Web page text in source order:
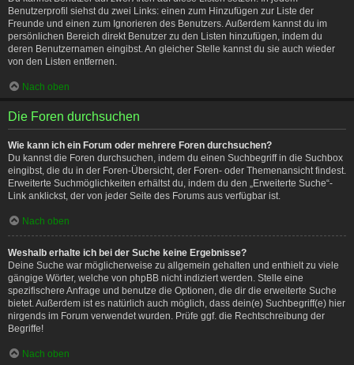
Benutzerprofil siehst du zwei Links: einen zum Hinzufügen zur Liste der
Freunde und einen zum Ignorieren des Benutzers. Außerdem kannst du im
persönlichen Bereich direkt Benutzer zu den Listen hinzufügen, indem du
deren Benutzernamen eingibst. An gleicher Stelle kannst du sie auch wieder
von den Listen entfernen.
Nach oben
Die Foren durchsuchen
Wie kann ich ein Forum oder mehrere Foren durchsuchen?
Du kannst die Foren durchsuchen, indem du einen Suchbegriff in die Suchbox
eingibst, die du in der Foren-Übersicht, der Foren- oder Themenansicht findest.
Erweiterte Suchmöglichkeiten erhältst du, indem du den „Erweiterte Suche“-
Link anklickst, der von jeder Seite des Forums aus verfügbar ist.
Nach oben
Weshalb erhalte ich bei der Suche keine Ergebnisse?
Deine Suche war möglicherweise zu allgemein gehalten und enthielt zu viele
gängige Wörter, welche von phpBB nicht indiziert werden. Stelle eine
spezifischere Anfrage und benutze die Optionen, die dir die erweiterte Suche
bietet. Außerdem ist es natürlich auch möglich, dass dein(e) Suchbegriff(e) hier
nirgends im Forum verwendet wurden. Prüfe ggf. die Rechtschreibung der
Begriffe!
Nach oben